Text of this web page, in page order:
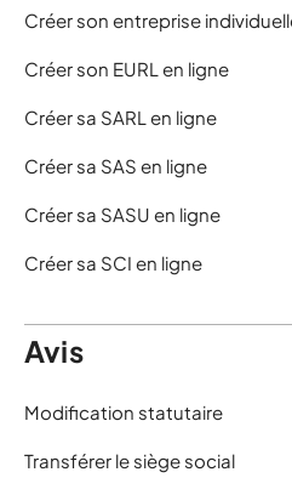
Créer son entreprise
Créer son EURL en ligne
Créer sa SARL en ligne
Créer sa SAS en ligne
Créer sa SASU en ligne
Créer sa SCI en ligne
Avis
Modification statutaire
Transférer le siège social